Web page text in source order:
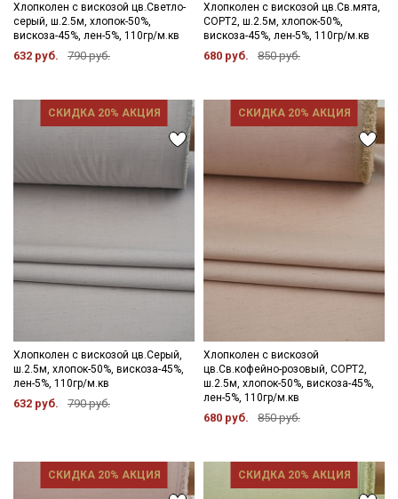
Хлопколен с вискозой цв.Светло-
серый, ш.2.5м, хлопок-50%,
вискоза-45%, лен-5%, 110гр/м.кв
632 руб. 790 руб.
Хлопколен с вискозой цв.Св.мята,
СОРТ2, ш.2.5м, хлопок-50%,
вискоза-45%, лен-5%, 110гр/м.кв
680 руб. 850 руб.
СКИДКА 20% АКЦИЯ
Хлопколен с вискозой цв.Серый,
ш.2.5м, хлопок-50%, вискоза-45%,
лен-5%, 110гр/м.кв
632 руб. 790 руб.
СКИДКА 20% АКЦИЯ
Хлопколен с вискозой
цв.Св.кофейно-розовый, СОРТ2,
ш.2.5м, хлопок-50%, вискоза-45%,
лен-5%, 110гр/м.кв
680 руб. 850 руб.
СКИДКА 20% АКЦИЯ СКИДКА 20% АКЦИЯ